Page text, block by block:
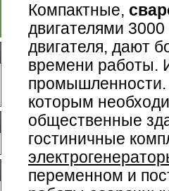
Компактные,
двигателями
двигателя, дают
времени работы.
промышленности.
которым
общественные
гостиничные
переменном и